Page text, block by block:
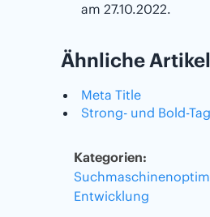
am 27.10.2022.
Ähnliche Artikel
Meta Title
Strong- und Bold-
Kategorien:
Entwicklung